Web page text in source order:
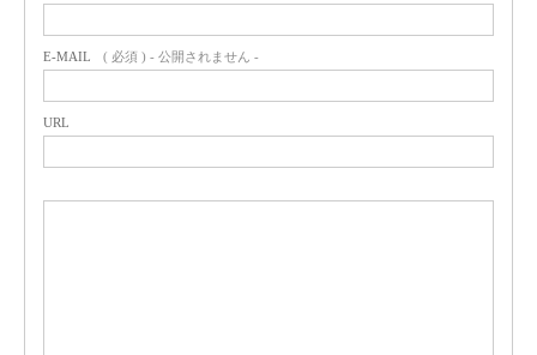
E-MAIL ( 必須 ) - 公開されません -
URL